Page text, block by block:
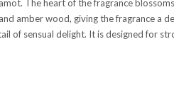
The heart of the fragrance
amber wood, giving the fragrance a
of sensual delight. It is designed for